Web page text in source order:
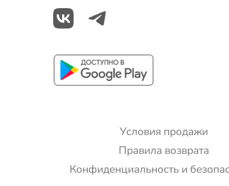
Условия продажи
Правила возврата
Конфиденциальность и